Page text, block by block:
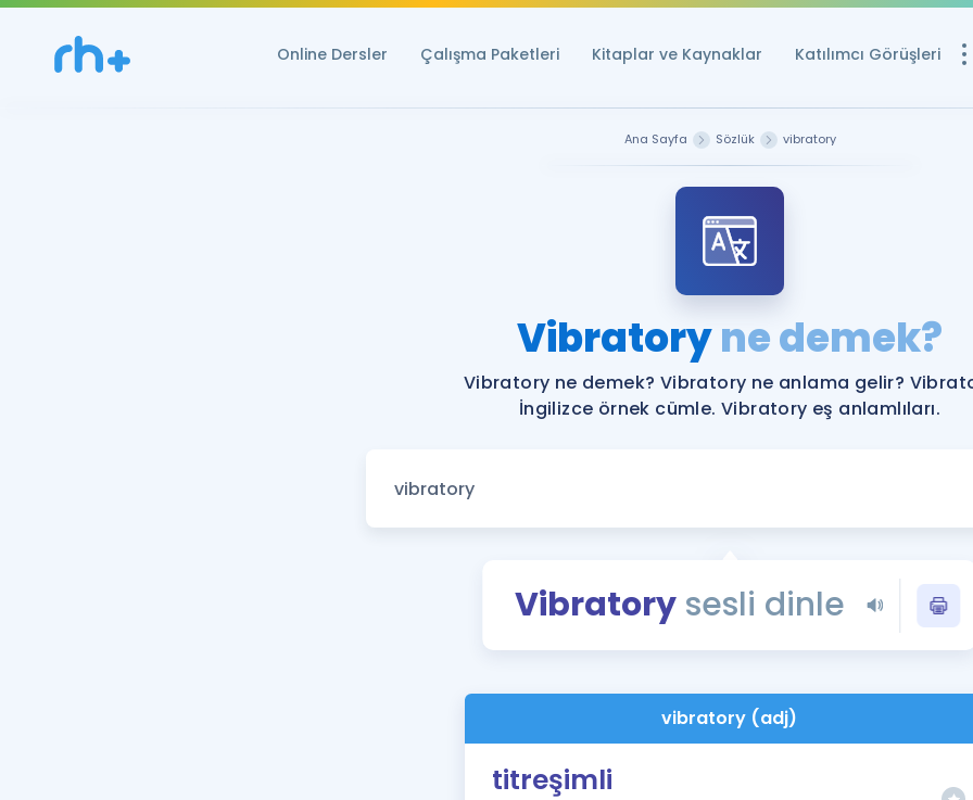
Online Dersler Çalışma Paketleri Kitaplar ve Kaynaklar Katılımcı Görüşleri
YDS ve YÖKDİL
YDS ve YÖKDİL'e
Tüm ÖSYM
YDS - YÖKDİL
İngilizce Gramer
Ana Sayfa Sözlük vibratory
Vibratoryne demek?
Vibratory ne demek? Vibratory ne anlama gelir?
İngilizce örnek cümle. Vibratory eş anlamlıları.
Vibratory sesli dinle
vibratory (adj)
titreşimli